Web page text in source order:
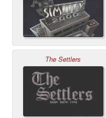
The Settlers